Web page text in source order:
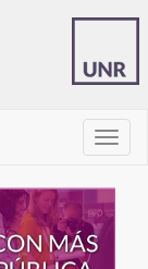
barra
de